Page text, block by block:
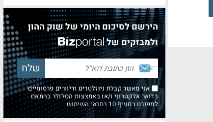
הירשם לסיכום היומי של שוק ההון
ולמבזקים של
אני מאשר קבלת ניוזלטרים ודיוורים פרסומיים
בדואר אלקטרוני ו/או באמצעות הסלולר בהתאם
למפורט בסעיף 10 בתנאי השימוש